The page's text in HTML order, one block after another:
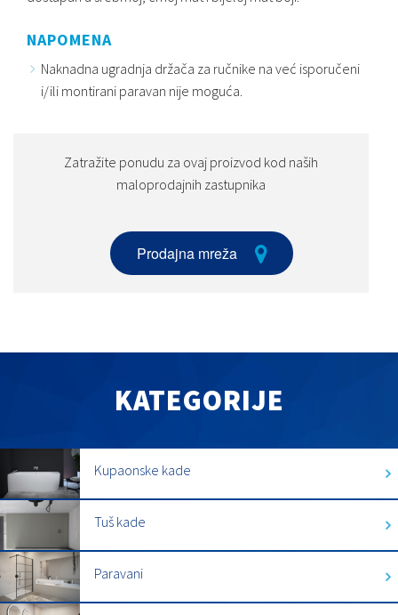
NAPOMENA
Naknadna ugradnja držača za ručnike na već isporučeni
i/ili montirani paravan nije moguća.
Zatražite ponudu za ovaj proizvod kod naših
maloprodajnih zastupnika
Prodajna mreža
KATEGORIJE
Kupaonske kade
Tuš kade
Paravani